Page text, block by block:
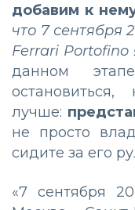
добавим к
что 7 сентября
Ferrari Portofino
данном
лучше:
не просто
сидите за его
«7 сентября